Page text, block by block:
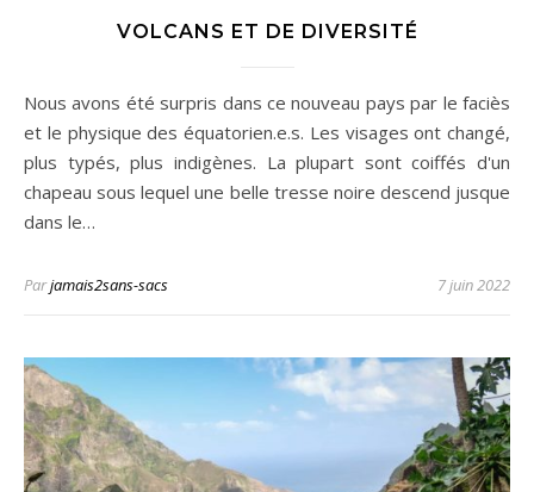
VOLCANS ET DE DIVERSITÉ
Nous avons été surpris dans ce nouveau pays par le faciès
et le physique des équatorien.e.s. Les visages ont changé,
plus typés, plus indigènes. La plupart sont coiffés d'un
chapeau sous lequel une belle tresse noire descend jusque
dans le…
Parjamais2sans-sacs 7 juin 2022